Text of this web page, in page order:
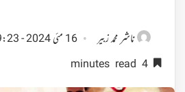
ناشرمحمد زبیر
16 مئی 2024 - 19:23
4 minutes read